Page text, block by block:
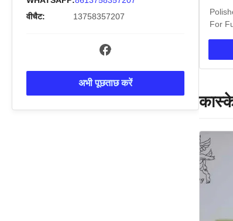
वीचैट:
13758357207
अभी पूछताछ करें
For